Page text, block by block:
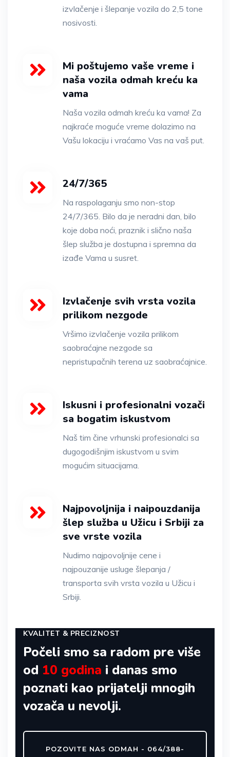
izvlačenje i šlepanje vozila do 2,5 tone
nosivosti.
Mi poštujemo vaše vreme i
naša vozila odmah kreću ka
vama
Naša vozila odmah kreću ka vama! Za
najkraće moguće vreme dolazimo na
Vašu lokaciju i vraćamo Vas na vaš put.
24/7/365
Na raspolaganju smo non-stop
24/7/365. Bilo da je neradni dan, bilo
koje doba noći, praznik i slično naša
šlep služba je dostupna i spremna da
izađe Vama u susret.
Izvlačenje svih vrsta vozila
prilikom nezgode
Vršimo izvlačenje vozila prilikom
saobraćajne nezgode sa
nepristupačnih terena uz saobraćajnice.
Iskusni i profesionalni vozači
sa bogatim iskustvom
Naš tim čine vrhunski profesionalci sa
dugogodišnjim iskustvom u svim
mogućim situacijama.
Najpovoljnija i naipouzdanija
šlep služba u Užicu i Srbiji za
sve vrste vozila
Nudimo najpovoljnije cene i
najpouzanije usluge šlepanja /
transporta svih vrsta vozila u Užicu i
Srbiji.
KVALITET & PRECIZNOST
Počeli smo sa radom pre više
od 10 godina i danas smo
poznati kao prijatelji mnogih
vozača u nevolji.
POZOVITE NAS ODMAH - 064/388-